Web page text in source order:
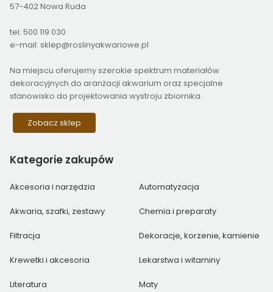
57-402 Nowa Ruda
tel: 500 119 030
e-mail: sklep@roslinyakwariowe.pl
Na miejscu oferujemy szerokie spektrum materiałów
dekoracyjnych do aranżacji akwarium oraz specjalne
stanowisko do projektowania wystroju zbiornika.
Zobacz sklep
Kategorie zakupów
Akcesoria i narzędzia Automatyzacja
Akwaria, szafki, zestawy Chemia i preparaty
Filtracja Dekoracje, korzenie, kamienie
Krewetki i akcesoria Lekarstwa i witaminy
Literatura Maty